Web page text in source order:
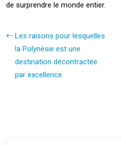
de surprendre le monde entier.
Les raisons pour lesquelles
la Polynésie est une
destination décontractée
par excellence